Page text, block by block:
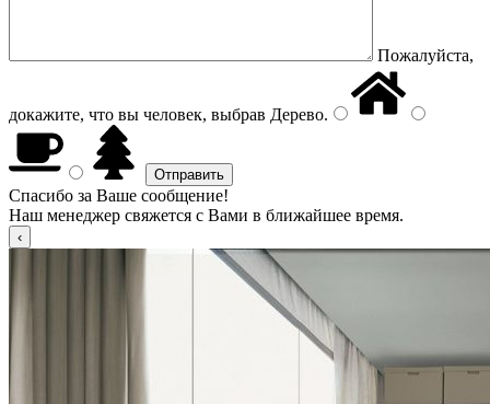
Пожалуйста,
докажите, что вы человек, выбрав Дерево.
Спасибо за Ваше сообщение!
Наш менеджер свяжется с Вами в ближайшее время.